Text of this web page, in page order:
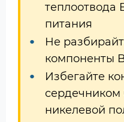
теплоотвода
питания
Не
компоненты
Избегайте
сердечником
никелевой